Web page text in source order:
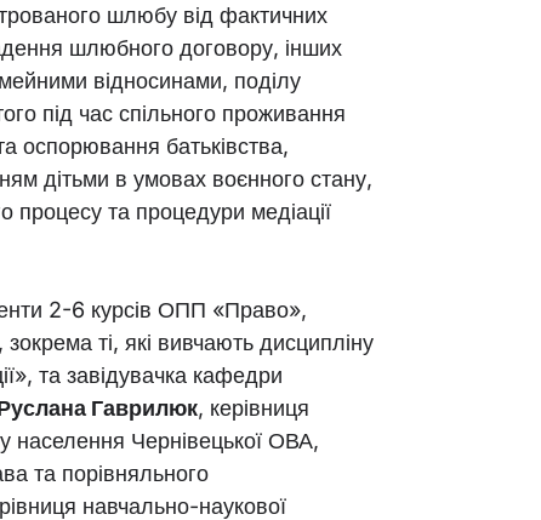
шлюбу від фактичних
шлюбного договору, інших
відносинами, поділу
під час спільного проживання
оспорювання батьківства,
дітьми в умовах воєнного стану,
процесу та процедури медіації
2-6 курсів ОПП «Право»,
ті, які вивчають дисципліну
та завідувачка кафедри
Гаврилюк, керівниця
населення Чернівецької ОВА,
та порівняльного
навчально-наукової